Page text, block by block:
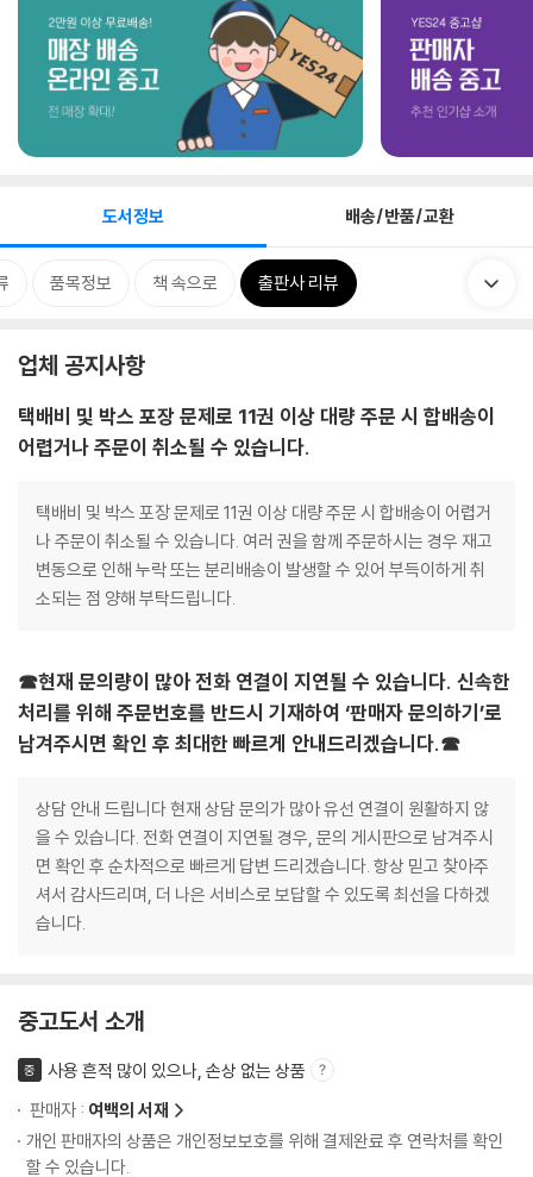
도서정보 배송/반품/교환
품목정보 책 속으로 출판사 리뷰
업체 공지사항
택배비 및 박스 포장 문제로 11권 이상 대량 주문 시 합배송이
어렵거나 주문이 취소될 수 있습니다.
택배비 및 박스 포장 문제로 11권 이상 대량 주문 시 합배송이 어렵거
나 주문이 취소될 수 있습니다. 여러 권을 함께 주문하시는 경우 재고
변동으로 인해 누락 또는 분리배송이 발생할 수 있어 부득이하게 취
소되는 점 양해 부탁드립니다.
☎현재 문의량이 많아 전화 연결이 지연될 수 있습니다. 신속한
처리를 위해 주문번호를 반드시 기재하여 ‘판매자 문의하기’로
남겨주시면 확인 후 최대한 빠르게 안내드리겠습니다.☎
상담 안내 드립니다 현재 상담 문의가 많아 유선 연결이 원활하지 않
을 수 있습니다. 전화 연결이 지연될 경우, 문의 게시판으로 남겨주시
면 확인 후 순차적으로 빠르게 답변 드리겠습니다. 항상 믿고 찾아주
셔서 감사드리며, 더 나은 서비스로 보답할 수 있도록 최선을 다하겠
습니다.
중고도서 소개
중
사용 흔적 많이 있으나, 손상 없는 상품
판매자 : 여백의 서재
개인 판매자의 상품은 개인정보보호를 위해 결제완료 후 연락처를 확인
할 수 있습니다.